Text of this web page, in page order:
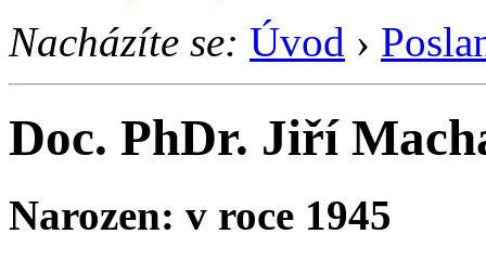
Nacházíte se: Úvod ›
Doc. PhDr. Jiří
Narozen: v roce 1945